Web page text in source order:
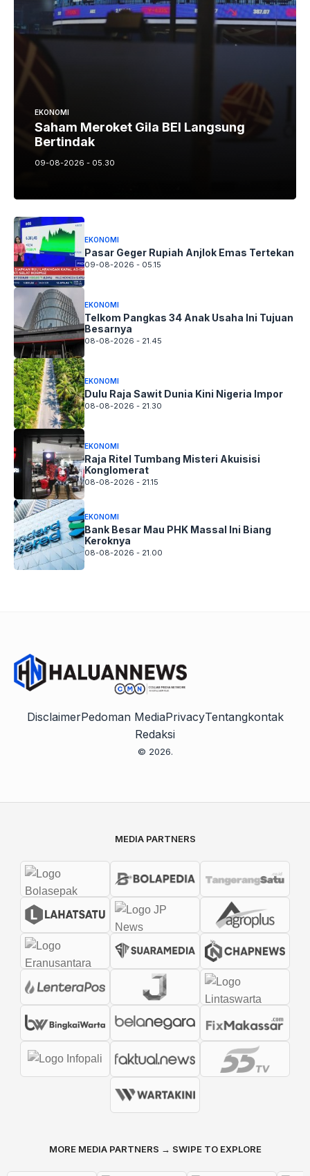
EKONOMI
Saham Meroket Gila BEI Langsung
Bertindak
09-08-2026 - 05.30
EKONOMI
Pasar Geger Rupiah Anjlok Emas Tertekan
09-08-2026 - 05.15
EKONOMI
Telkom Pangkas 34 Anak Usaha Ini Tujuan
Besarnya
08-08-2026 - 21.45
EKONOMI
Dulu Raja Sawit Dunia Kini Nigeria Impor
08-08-2026 - 21.30
EKONOMI
Raja Ritel Tumbang Misteri Akuisisi
Konglomerat
08-08-2026 - 21.15
EKONOMI
Bank Besar Mau PHK Massal Ini Biang
Keroknya
08-08-2026 - 21.00
DisclaimerPedoman MediaPrivacyTentangkontak
Redaksi
© 2026.
MEDIA PARTNERS
MORE MEDIA PARTNERS → SWIPE TO EXPLORE